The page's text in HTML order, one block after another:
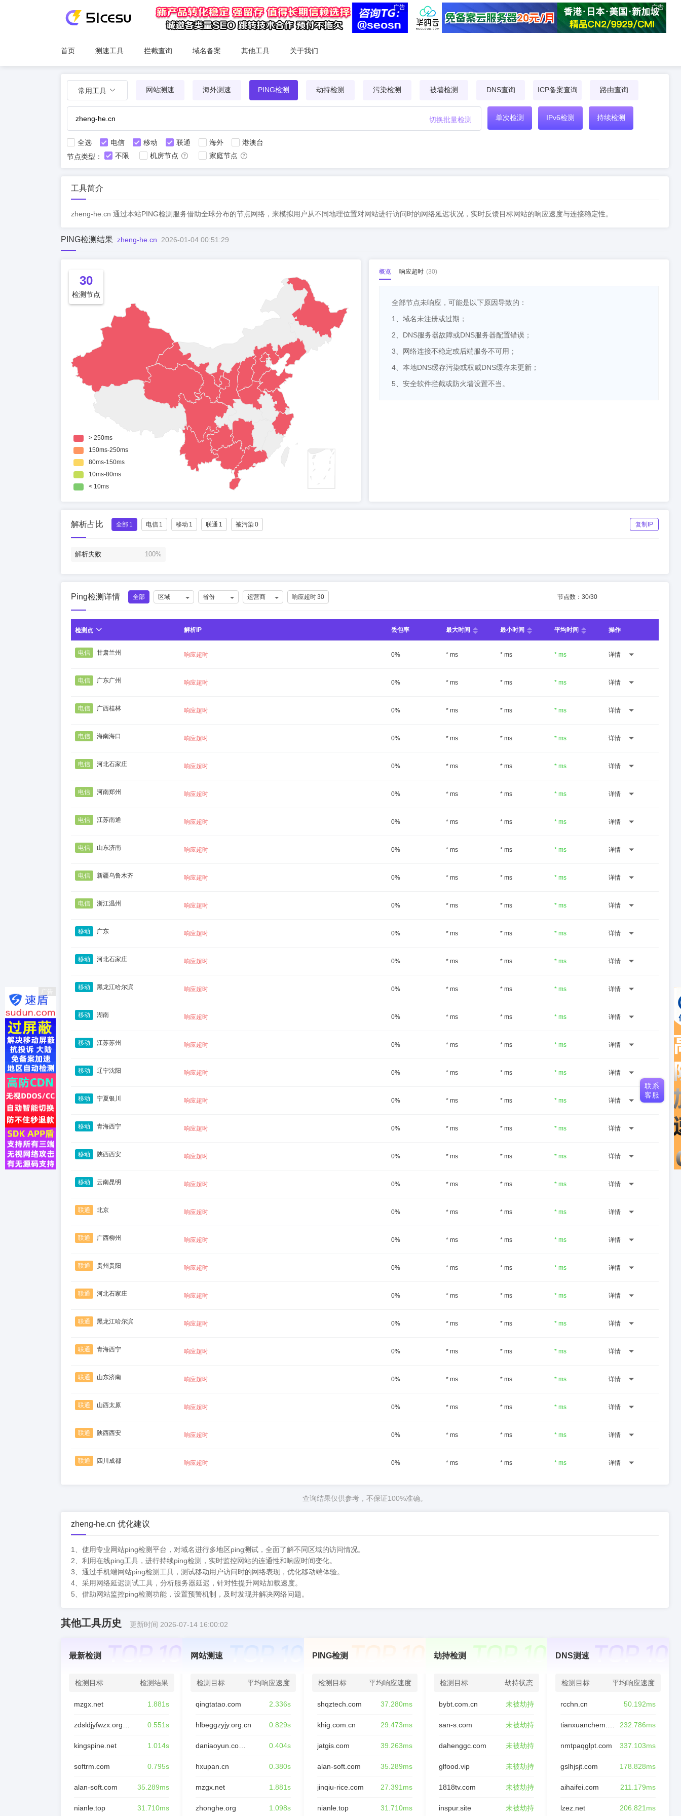
广告 广告
首页 测速工具 拦截查询 域名备案 其他工具 关于我们
常用工具 网站测速 海外测速 PING检测 劫持检测 污染检测 被墙检测 DNS查询 ICP备案查询 路由查询
切换批量检测 单次检测 IPv6检测 持续检测
全选 电信 移动 联通 海外
港澳台
节点类型：
不限 机房节点 家庭节点
工具简介
zheng-he.cn 通过本站PING检测服务借助全球分布的节点网络，来模拟用户从不同地理位置对网站进行访问时的网络延迟状况，实时反馈目标网站的响应速度与连接稳定性。
PING检测结果 zheng-he.cn 2026-01-04 00:51:29
30
检测节点
概览 响应超时 (30)
全部节点未响应，可能是以下原因导致的：
1、域名未注册或过期；
2、DNS服务器故障或DNS服务器配置错误；
3、网络连接不稳定或后端服务不可用；
4、本地DNS缓存污染或权威DNS缓存未更新；
5、安全软件拦截或防火墙设置不当。
解析占比 全部 1 电信 1 移动 1 联通 1 被污染0 复制IP
解析失败 100%
Ping检测详情 全部 区域 省份 运营商 响应超时30 节点数： 30/30
检测点 解析IP 丢包率 最大时间 最小时间 平均时间 操作
电信 甘肃兰州 响应超时 0% * ms * ms * ms 详情
电信 广东广州 响应超时 0% * ms * ms * ms 详情
电信 广西桂林 响应超时 0% * ms * ms * ms 详情
电信 海南海口 响应超时 0% * ms * ms * ms 详情
电信 河北石家庄 响应超时 0% * ms * ms * ms 详情
电信 河南郑州 响应超时 0% * ms * ms * ms 详情
电信 江苏南通 响应超时 0% * ms * ms * ms 详情
电信 山东济南 响应超时 0% * ms * ms * ms 详情
电信 新疆乌鲁木齐 响应超时 0% * ms * ms * ms 详情
电信 浙江温州 响应超时 0% * ms * ms * ms 详情
移动 广东 响应超时 0% * ms * ms * ms 详情
移动 河北石家庄 响应超时 0% * ms * ms * ms 详情
移动 黑龙江哈尔滨 响应超时 0% * ms * ms * ms 详情
移动 湖南 响应超时 0% * ms * ms * ms 详情
移动 江苏苏州 响应超时 0% * ms * ms * ms 详情
移动 辽宁沈阳 响应超时 0% * ms * ms * ms 详情
移动 宁夏银川 响应超时 0% * ms * ms * ms 详情
移动 青海西宁 响应超时 0% * ms * ms * ms 详情
移动 陕西西安 响应超时 0% * ms * ms * ms 详情
移动 云南昆明 响应超时 0% * ms * ms * ms 详情
联通 北京 响应超时 0% * ms * ms * ms 详情
联通 广西柳州 响应超时 0% * ms * ms * ms 详情
联通 贵州贵阳 响应超时 0% * ms * ms * ms 详情
联通 河北石家庄 响应超时 0% * ms * ms * ms 详情
联通 黑龙江哈尔滨 响应超时 0% * ms * ms * ms 详情
联通 青海西宁 响应超时 0% * ms * ms * ms 详情
联通 山东济南 响应超时 0% * ms * ms * ms 详情
联通 山西太原 响应超时 0% * ms * ms * ms 详情
联通 陕西西安 响应超时 0% * ms * ms * ms 详情
联通 四川成都 响应超时 0% * ms * ms * ms 详情
查询结果仅供参考，不保证100%准确。
zheng-he.cn 优化建议
1、使用专业网站ping检测平台，对域名进行多地区ping测试，全面了解不同区域的访问情况。
2、利用在线ping工具，进行持续ping检测，实时监控网站的连通性和响应时间变化。
3、通过手机端网站ping检测工具，测试移动用户访问时的网络表现，优化移动端体验。
4、采用网络延迟测试工具，分析服务器延迟，针对性提升网站加载速度。
5、借助网站监控ping检测功能，设置预警机制，及时发现并解决网络问题。
其他工具历史 更新时间 2026-07-14 16:00:02
最新检测
检测目标 检测结果
mzgx.net 1.881s
0.551s
kingspine.net 1.014s
softrm.com 0.795s
alan-soft.com 35.289ms
nianle.top 31.710ms
网站测速
检测目标 平均响应速度
qingtatao.com 2.336s
hlbeggzyjy.org.cn 0.829s
0.404s
hxupan.cn 0.380s
mzgx.net 1.881s
zhonghe.org 1.098s
PING检测
检测目标 平均响应速度
shqztech.com 37.280ms
khig.com.cn 29.473ms
jatgis.com 39.263ms
alan-soft.com 35.289ms
jinqiu-rice.com 27.391ms
nianle.top 31.710ms
劫持检测
检测目标 劫持状态
bybt.com.cn 未被劫持
san-s.com 未被劫持
dahenggc.com 未被劫持
glfood.vip 未被劫持
1818tv.com 未被劫持
inspur.site 未被劫持
DNS测速
检测目标 平均响应速度
rcchn.cn 50.192ms
232.786ms
nmtpaqglpt.com 337.103ms
gslhjsjt.com 178.828ms
aihaifei.com 211.179ms
lzez.net 206.821ms
广告
联系
客服